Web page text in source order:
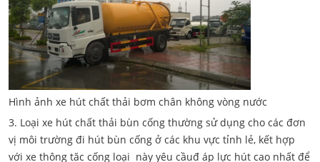
Hình ảnh xe hút chất thải bơm chân không vòng nước
3. Loại xe hút chất thải bùn cống thường sử dụng cho các đơn
vị môi trường đi hút bùn cống ở các khu vực tỉnh lẻ, kết hợp
với xe thông tăc cống loại này yêu cầuđ áp lực hút cao nhất để